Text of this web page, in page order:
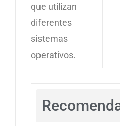
que utilizan
diferentes
sistemas
operativos.